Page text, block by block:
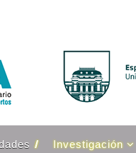
Investigación